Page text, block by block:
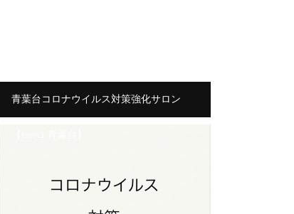
青葉台コロナウイルス対策強化サロン